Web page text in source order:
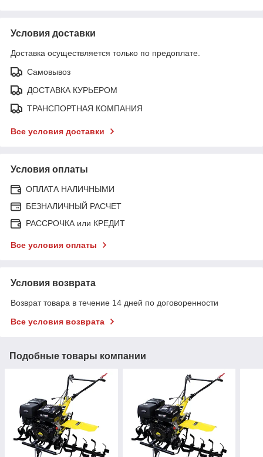
Условия доставки
Доставка осуществляется только по предоплате.
Самовывоз
ДОСТАВКА КУРЬЕРОМ
ТРАНСПОРТНАЯ КОМПАНИЯ
Все условия доставки
Условия оплаты
ОПЛАТА НАЛИЧНЫМИ
БЕЗНАЛИЧНЫЙ РАСЧЕТ
РАССРОЧКА или КРЕДИТ
Все условия оплаты
Условия возврата
Возврат товара в течение 14 дней по договоренности
Все условия возврата
Подобные товары компании